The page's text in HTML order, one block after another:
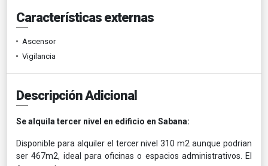
Características externas
Ascensor
Vigilancia
Descripción Adicional
Se alquila tercer nivel en edificio en Sabana:
Disponible para alquiler el tercer nivel 310 m2 aunque podrian
ser 467m2, ideal para oficinas o espacios administrativos. El